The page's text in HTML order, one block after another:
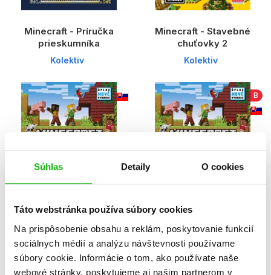
Súhlas Detaily O cookies
Táto webstránka používa súbory cookies
Na prispôsobenie obsahu a reklám, poskytovanie funkcií
sociálnych médií a analýzu návštevnosti používame
súbory cookie. Informácie o tom, ako používate naše
webové stránky, poskytujeme aj našim partnerom v
Minecraft - Príručka
prieskumníka
Kolektiv
Minecraft - Stavebné
chuťovky 2
Kolektiv
Minecraft - Začíname
hrať nové vydanie (2.
akosť)
Kolektiv
B
Minecraft - Začíname
hrať nové vydanie
Kolektiv